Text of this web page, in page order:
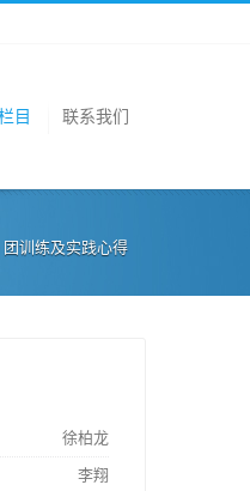
目 联系我们
团训练及实践心得
徐柏龙
李翔